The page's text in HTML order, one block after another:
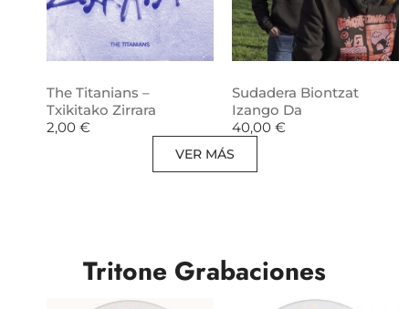
The Titanians –
Txikitako Zirrara
2,00 €
Sudadera Biontzat
Izango Da
40,00 €
VER MÁS
Tritone Grabaciones